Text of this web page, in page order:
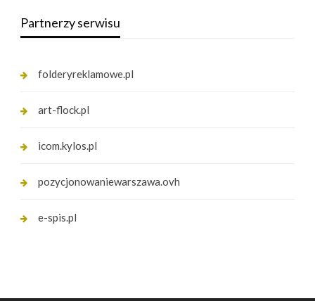
Partnerzy serwisu
folderyreklamowe.pl
art-flock.pl
icom.kylos.pl
pozycjonowaniewarszawa.ovh
e-spis.pl